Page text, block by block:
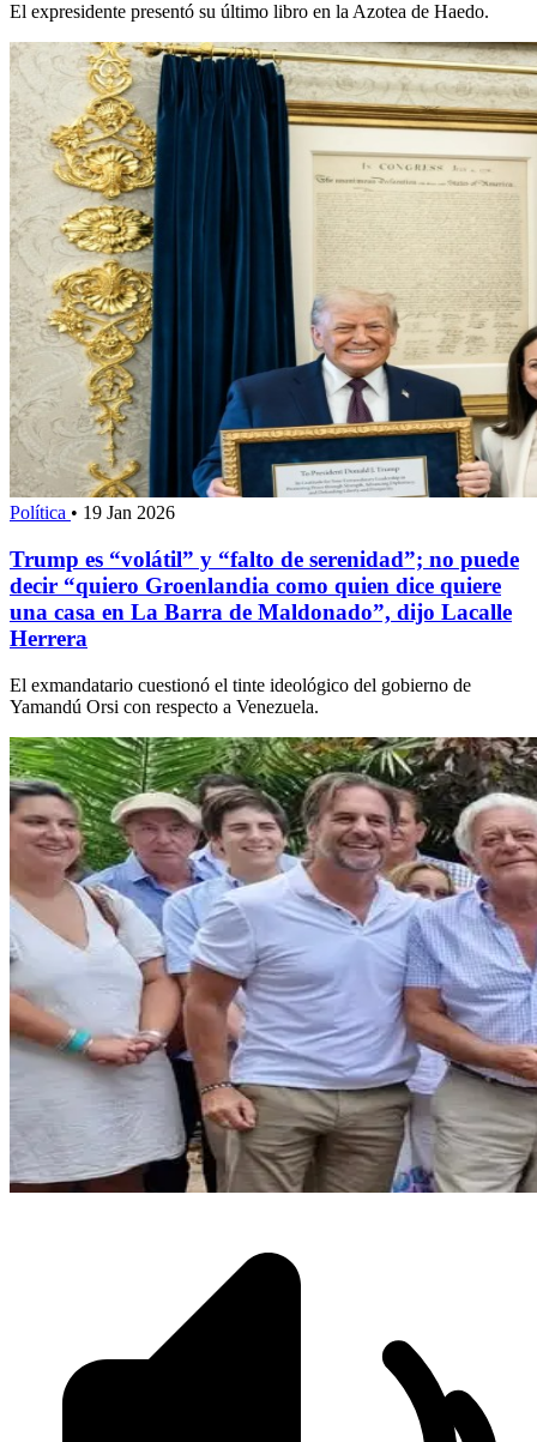
El expresidente presentó su último libro en la Azotea de Haedo.
Política • 19 Jan 2026
Trump es “volátil” y “falto de serenidad”; no puede
decir “quiero Groenlandia como quien dice quiere
una casa en La Barra de Maldonado”, dijo Lacalle
Herrera
El exmandatario cuestionó el tinte ideológico del gobierno de
Yamandú Orsi con respecto a Venezuela.